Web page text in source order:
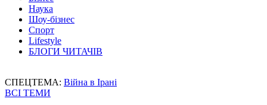
Наука
Шоу-бізнес
Спорт
Lifestyle
БЛОГИ ЧИТАЧІВ
СПЕЦТЕМА: Війна в Ірані
ВСІ ТЕМИ